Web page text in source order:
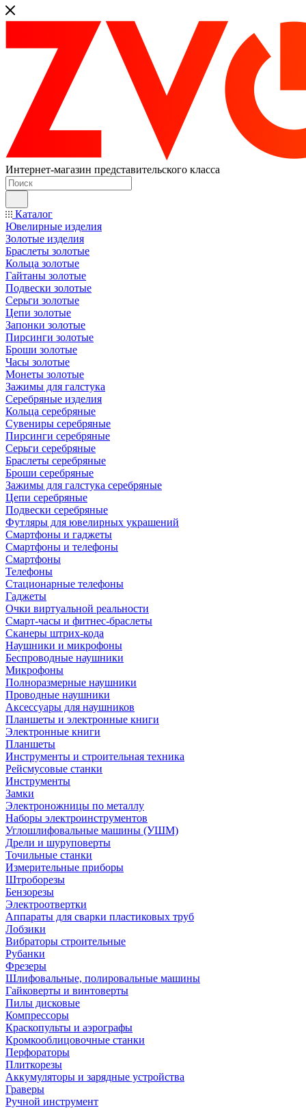
Интернет-магазин представительского класса
Каталог
Ювелирные изделия
Золотые изделия
Браслеты золотые
Кольца золотые
Гайтаны золотые
Подвески золотые
Серьги золотые
Цепи золотые
Запонки золотые
Пирсинги золотые
Броши золотые
Часы золотые
Монеты золотые
Зажимы для галстука
Серебряные изделия
Кольца серебряные
Сувениры серебряные
Пирсинги серебряные
Серьги серебряные
Браслеты серебряные
Броши серебряные
Зажимы для галстука серебряные
Цепи серебряные
Подвески серебряные
Футляры для ювелирных украшений
Смартфоны и гаджеты
Смартфоны и телефоны
Смартфоны
Телефоны
Стационарные телефоны
Гаджеты
Очки виртуальной реальности
Смарт-часы и фитнес-браслеты
Сканеры штрих-кода
Наушники и микрофоны
Беспроводные наушники
Микрофоны
Полноразмерные наушники
Проводные наушники
Аксессуары для наушников
Планшеты и электронные книги
Электронные книги
Планшеты
Инструменты и строительная техника
Рейсмусовые станки
Инструменты
Замки
Электроножницы по металлу
Наборы электроинструментов
Углошлифовальные машины (УШМ)
Дрели и шуруповерты
Точильные станки
Измерительные приборы
Штроборезы
Бензорезы
Электроотвертки
Аппараты для сварки пластиковых труб
Лобзики
Вибраторы строительные
Рубанки
Фрезеры
Шлифовальные, полировальные машины
Гайковерты и винтоверты
Пилы дисковые
Компрессоры
Краскопульты и аэрографы
Кромкооблицовочные станки
Перфораторы
Плиткорезы
Аккумуляторы и зарядные устройства
Граверы
Ручной инструмент